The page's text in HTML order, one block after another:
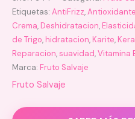
Etiquetas: AntiFrizz,Antioxidante
Crema, Deshidratacion,
de Trigo, hidratacion, Karite,
Reparacion,suavidad,Vitamina
Marca: Fruto Salvaje
Fruto Salvaje